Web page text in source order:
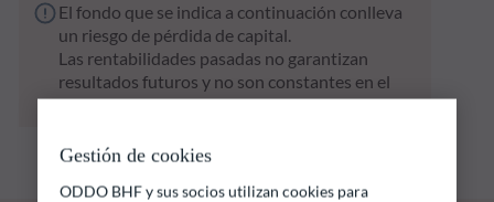
El fondo que se indica a continuación conlleva
un riesgo de pérdida de capital.
Las rentabilidades pasadas no garantizan
resultados futuros y no son constantes en el
tiempo
Gestión de cookies
ODDO BHF y sus socios utilizan cookies para